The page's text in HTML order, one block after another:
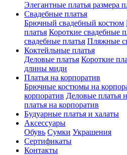
Элегантные платья размера
Свадебные платья
Брючный свадебный костюм
платья Короткие свадебные
свадебные платья Пляжные
Коктейльные платья
Деловые платья Короткие
длины миди
Платья на корпоратив
Брючные костюмы на
корпоратив Деловые платья
платья на корпоратив
Будуарные платья и халаты
Аксессуары
Обувь Сумки Украшения
Сертификаты
Контакты